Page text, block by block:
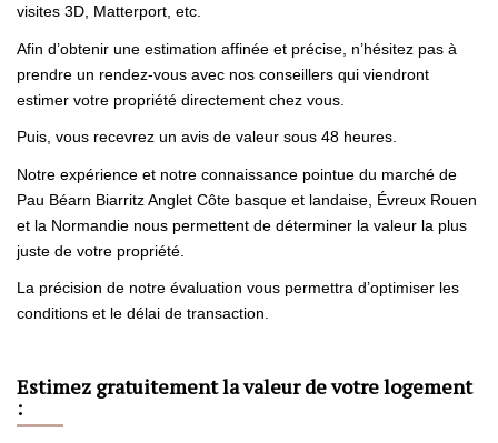
visites 3D, Matterport, etc.
Afin d’obtenir une estimation affinée et précise, n’hésitez pas à
prendre un rendez-vous avec nos conseillers qui viendront
estimer votre propriété directement chez vous.
Puis, vous recevrez un avis de valeur sous 48 heures.
Notre expérience et notre connaissance pointue du marché de
Pau Béarn Biarritz Anglet Côte basque et landaise, Évreux Rouen
et la Normandie nous permettent de déterminer la valeur la plus
juste de votre propriété.
La précision de notre évaluation vous permettra d’optimiser les
conditions et le délai de transaction.
Estimez gratuitement la valeur de votre logement
: